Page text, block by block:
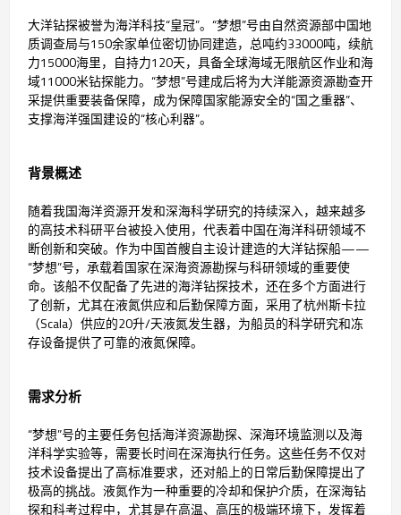
大洋钻探被誉为海洋科技“皇冠”。“梦想”号由自然资源部中国地
质调查局与150余家单位密切协同建造，总吨约33000吨，续航
力15000海里，自持力120天，具备全球海域无限航区作业和海
域11000米钻探能力。“梦想”号建成后将为大洋能源资源勘查开
采提供重要装备保障，成为保障国家能源安全的“国之重器”、
支撑海洋强国建设的“核心利器”。
背景概述
随着我国海洋资源开发和深海科学研究的持续深入，越来越多
的高技术科研平台被投入使用，代表着中国在海洋科研领域不
断创新和突破。作为中国首艘自主设计建造的大洋钻探船——
“梦想”号，承载着国家在深海资源勘探与科研领域的重要使
命。该船不仅配备了先进的海洋钻探技术，还在多个方面进行
了创新，尤其在液氮供应和后勤保障方面，采用了杭州斯卡拉
（Scala）供应的20升/天液氮发生器，为船员的科学研究和冻
存设备提供了可靠的液氮保障。
需求分析
“梦想”号的主要任务包括海洋资源勘探、深海环境监测以及海
洋科学实验等，需要长时间在深海执行任务。这些任务不仅对
技术设备提出了高标准要求，还对船上的日常后勤保障提出了
极高的挑战。液氮作为一种重要的冷却和保护介质，在深海钻
探和科考过程中，尤其是在高温、高压的极端环境下，发挥着